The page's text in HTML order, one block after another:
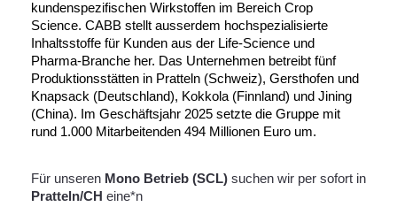
kundenspezifischen Wirkstoffen im Bereich Crop
Science. CABB stellt ausserdem hochspezialisierte
Inhaltsstoffe für Kunden aus der Life-Science und
Pharma-Branche her. Das Unternehmen betreibt fünf
Produktionsstätten in Pratteln (Schweiz), Gersthofen und
Knapsack (Deutschland), Kokkola (Finnland) und Jining
(China). Im Geschäftsjahr 2025 setzte die Gruppe mit
rund 1.000 Mitarbeitenden 494 Millionen Euro um.
Für unseren Mono Betrieb (SCL) suchen wir per sofort in
Pratteln/CH eine*n